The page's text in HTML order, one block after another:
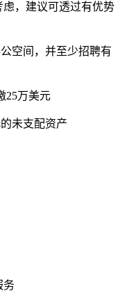
，建议可透过有优势
空间，并至少招聘有
25万美元
未支配资产
务